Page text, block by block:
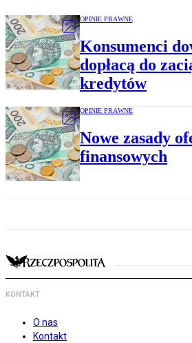
OPINIE PRAWNE
Konsumenci
dopłacą do
kredytów
OPINIE PRAWNE
Nowe zasady
finansowych
KONTAKT
O nas
Kontakt